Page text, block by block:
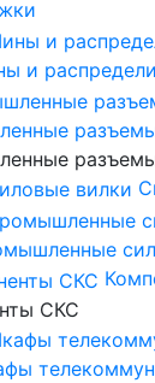
и
СКС